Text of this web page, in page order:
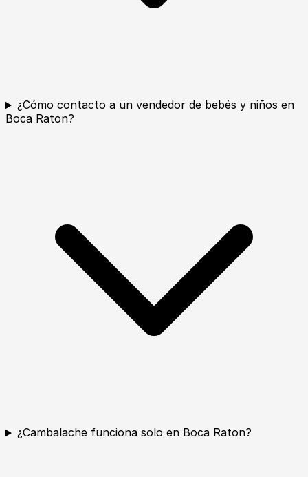
¿Cómo contacto a un vendedor de bebés y niños en
Boca Raton?
¿Cambalache funciona solo en Boca Raton?